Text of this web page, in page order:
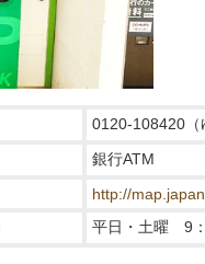
0120-108420（
銀行ATM
http://
平日・土曜 9